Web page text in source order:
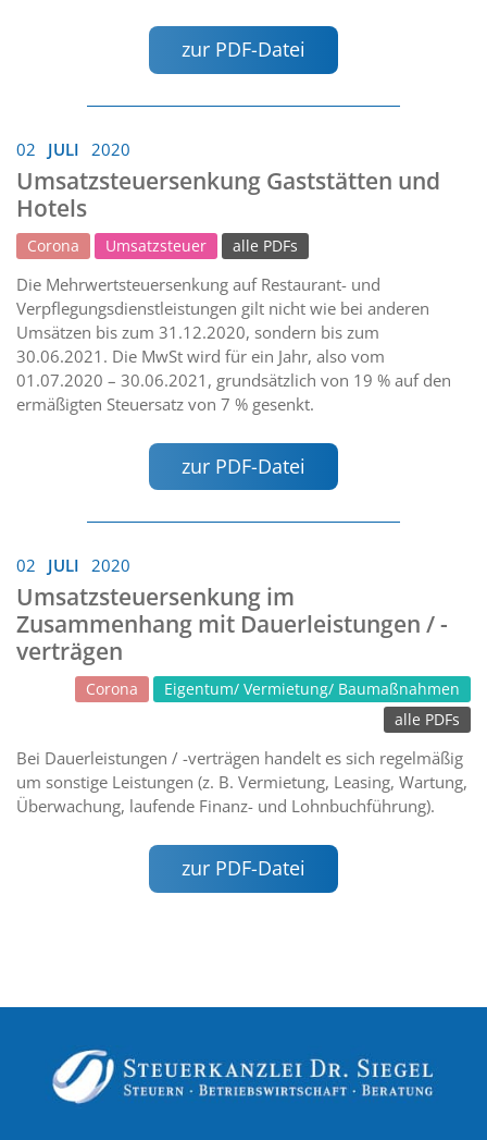
zur PDF-Datei
02 JULI 2020
Umsatzsteuersenkung Gaststätten und
Hotels
Corona Umsatzsteuer alle PDFs
Die Mehrwertsteuersenkung auf Restaurant- und
Verpflegungsdienstleistungen gilt nicht wie bei anderen
Umsätzen bis zum 31.12.2020, sondern bis zum
30.06.2021. Die MwSt wird für ein Jahr, also vom
01.07.2020 – 30.06.2021, grundsätzlich von 19 % auf den
ermäßigten Steuersatz von 7 % gesenkt.
zur PDF-Datei
02 JULI 2020
Umsatzsteuersenkung im
Zusammenhang mit Dauerleistungen / -
verträgen
Corona
Eigentum/ Vermietung/ Baumaßnahmen
alle PDFs
Bei Dauerleistungen / -verträgen handelt es sich regelmäßig
um sonstige Leistungen (z. B. Vermietung, Leasing, Wartung,
Überwachung, laufende Finanz- und Lohnbuchführung).
zur PDF-Datei